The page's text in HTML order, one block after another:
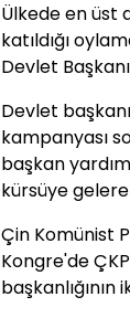
Ülkede en üst
katıldığı
Devlet
Devlet
kampanyası
başkan
kürsüye
Çin Komünist
Kongre'de